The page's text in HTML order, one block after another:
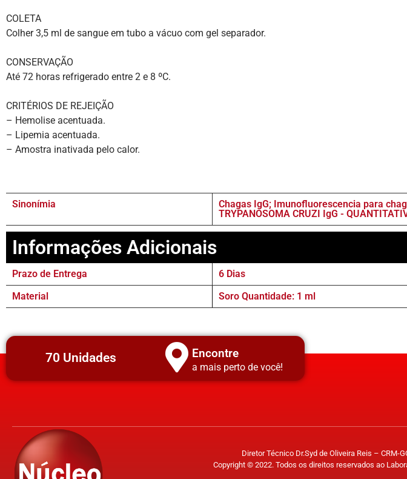
COLETA
Colher 3,5 ml de sangue em tubo a vácuo com gel separador.
CONSERVAÇÃO
Até 72 horas refrigerado entre 2 e 8 ºC.
CRITÉRIOS DE REJEIÇÃO
– Hemolise acentuada.
– Lipemia acentuada.
– Amostra inativada pelo calor.
Sinonímia
Chagas IgG; Imunofluorescencia para
TRYPANOSOMA CRUZI IgG -
Informações Adicionais
Prazo de Entrega
6 Dias
Material
Soro Quantidade: 1 ml
70 Unidades Encontre
a mais perto de você!
Diretor Técnico Dr.Syd de Oliveira Reis – CRM-
Copyright © 2022. Todos os direitos reservados ao